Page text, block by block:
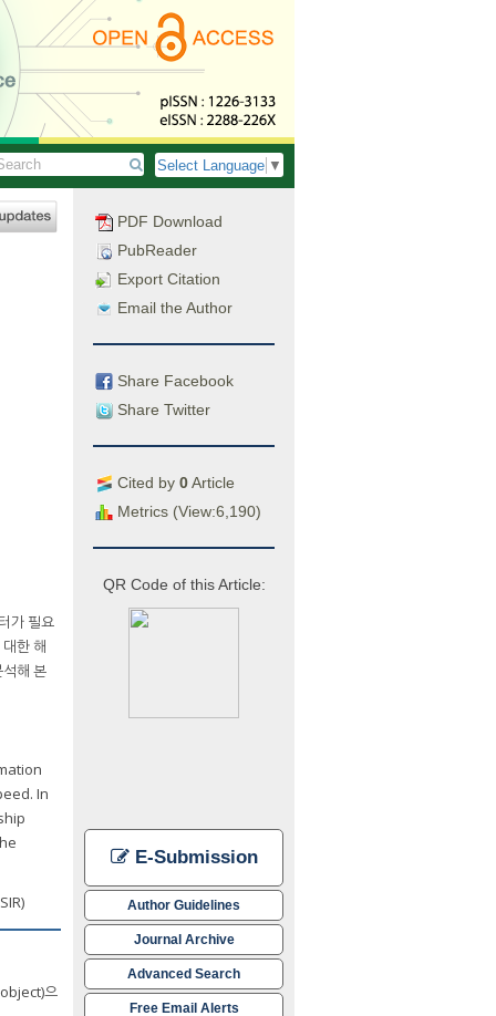
Select Language ▼
PDF Download
PubReader
Export Citation
Email the Author
Share Facebook
Share Twitter
Cited by 0Article
Metrics (View:6,190)
QR Code of this Article:
E-Submission
Author Guidelines
Journal Archive
Advanced Search
Free Email Alerts
가 필요
한 해
해 본
In
으